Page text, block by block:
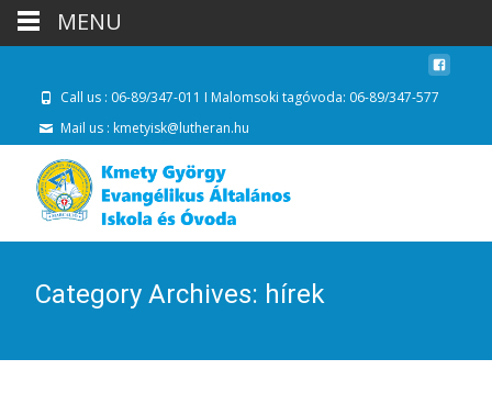
Call us : 06-89/347-011 I Malomsoki tagóvoda: 06-89/347-577
Mail us : kmetyisk@lutheran.hu
Category Archives: hírek
MENU